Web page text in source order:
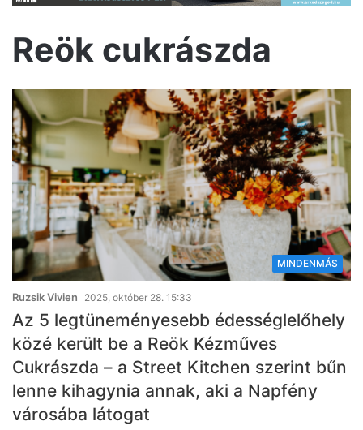
Reök cukrászda
MINDENMÁS
Ruzsik Vivien 2025, október 28. 15:33
Az 5 legtüneményesebb édességlelőhely
közé került be a Reök Kézműves
Cukrászda – a Street Kitchen szerint bűn
lenne kihagynia annak, aki a Napfény
városába látogat